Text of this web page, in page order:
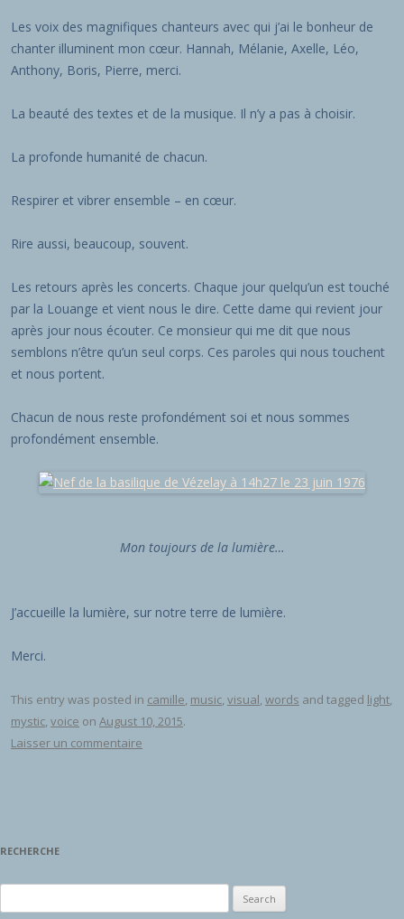
Les voix des magnifiques chanteurs avec qui j’ai le bonheur de
chanter illuminent mon cœur. Hannah, Mélanie, Axelle, Léo,
Anthony, Boris, Pierre, merci.
La beauté des textes et de la musique. Il n’y a pas à choisir.
La profonde humanité de chacun.
Respirer et vibrer ensemble – en cœur.
Rire aussi, beaucoup, souvent.
Les retours après les concerts. Chaque jour quelqu’un est touché
par la Louange et vient nous le dire. Cette dame qui revient jour
après jour nous écouter. Ce monsieur qui me dit que nous
semblons n’être qu’un seul corps. Ces paroles qui nous touchent
et nous portent.
Chacun de nous reste profondément soi et nous sommes
profondément ensemble.
Mon toujours de la lumière…
J’accueille la lumière, sur notre terre de lumière.
Merci.
This entry was posted in camille, music, visual, words and tagged light,
mystic, voice on August 10, 2015.
Laisser un commentaire
RECHERCHE